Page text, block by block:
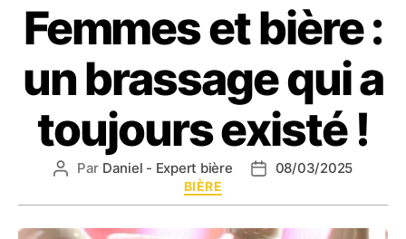
Femmes et bière :
un brassage qui a
toujours existé !
Auteur
l’article
Par Daniel - Expert bière
Date
l’article
08/03/2025
Catégories
BIÈRE